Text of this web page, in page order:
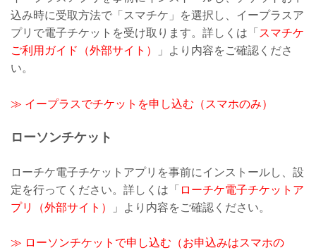
込み時に受取方法で「スマチケ」を選択し、イープラスア
プリで電子チケットを受け取ります。詳しくは「 スマチケ
ご利用ガイド（外部サイト）
」より内容をご確認くださ
い。
≫ イープラスでチケットを申し込む（スマホのみ）
ローソンチケット
ローチケ電子チケットアプリを事前にインストールし、設
定を行ってください。詳しくは「 ローチケ電子チケットア
プリ（外部サイト）
」より内容をご確認ください。
≫ ローソンチケットで申し込む（お申込みはスマホの